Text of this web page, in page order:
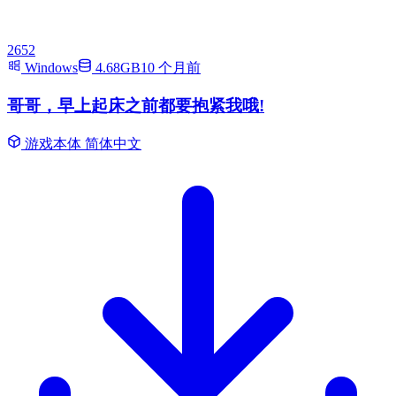
2652
Windows
4.68GB10 个月前
哥哥，早上起床之前都要抱紧我哦!
游戏本体 简体中文